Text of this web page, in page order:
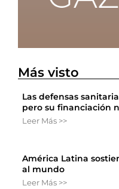
Más visto
Las defensas
pero su financiación
Leer Más >>
América Latina
al mundo
Leer Más >>